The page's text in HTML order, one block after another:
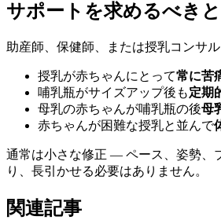
サポートを求めるべき
助産師、保健師、または授乳コンサ
授乳が赤ちゃんにとって常に苦
哺乳瓶がサイズアップ後も定期
母乳の赤ちゃんが哺乳瓶の後母
赤ちゃんが困難な授乳と並んで
通常は小さな修正 — ペース、姿勢、
り、長引かせる必要はありません。
関連記事